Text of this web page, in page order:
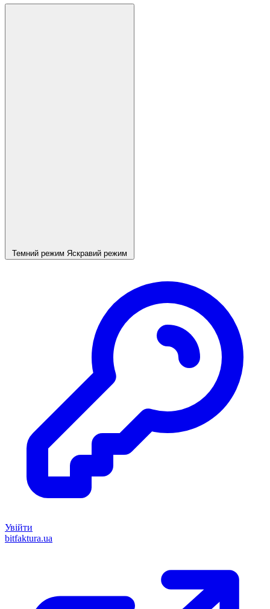
Темний режим Яскравий режим
Увійти
bitfaktura.ua